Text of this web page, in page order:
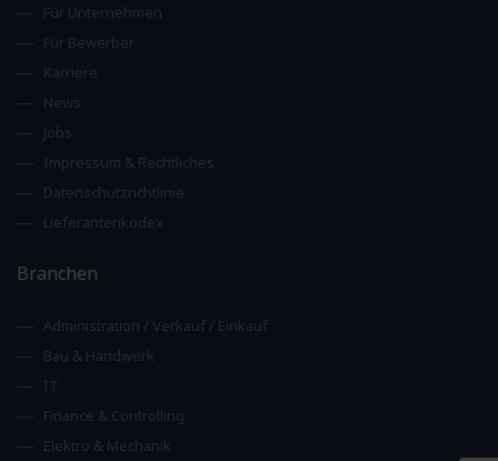
Für Unternehmen
Für Bewerber
Karriere
News
Jobs
Impressum & Rechtliches
Datenschutzrichtlinie
Lieferantenkodex
Branchen
Administration / Verkauf / Einkauf
Bau & Handwerk
IT
Finance & Controlling
Elektro & Mechanik